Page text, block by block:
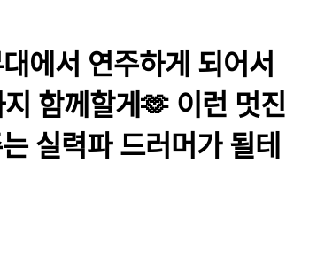
에서 연주하게 되어서
함께할게🫶 이런 멋진
실력파 드러머가 될테